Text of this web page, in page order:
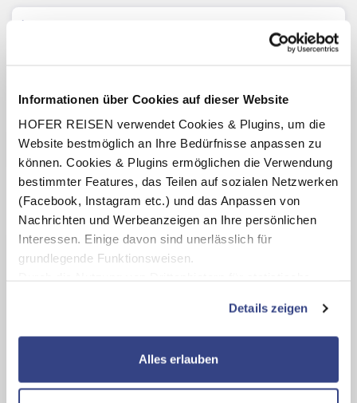
Informationen über Cookies auf dieser Website
HOFER REISEN verwendet Cookies & Plugins, um die
Website bestmöglich an Ihre Bedürfnisse anpassen zu
können. Cookies & Plugins ermöglichen die Verwendung
bestimmter Features, das Teilen auf sozialen Netzwerken
(Facebook, Instagram etc.) und das Anpassen von
Nachrichten und Werbeanzeigen an Ihre persönlichen
Interessen. Einige davon sind unerlässlich für
grundlegende Funktionsweisen.
zusätzliche Dienste bzw. Technologien von Drittanbietern
nutzen und uns sowie Dritten weitere Personalisierungen
ermöglichen, dabei kommt es auch zu Übermittlungen
Datenschutzseite
Details zeigen
Alles erlauben
Südtirol
Zu den Zwergen in den Bergen: Wandern in
der Schweiz
Das könnte Sie auch interessieren